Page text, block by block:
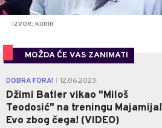
IZVOR: KURIR
MOŽDA ĆE VAS ZANIMATI
DOBRA FORA! 12.06.2023.
Džimi Batler vikao "Miloš
Teodosić" na treningu Majamija!
Evo zbog čega! (VIDEO)